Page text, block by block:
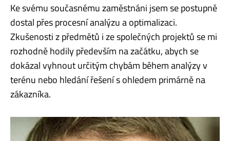
Ke svému současnému zaměstnáni jsem se postupně
dostal přes procesní analýzu a optimalizaci.
Zkušenosti z předmětů i ze společných projektů se mi
rozhodně hodily především na začátku, abych se
dokázal vyhnout určitým chybám během analýzy v
terénu nebo hledání řešení s ohledem primárně na
zákazníka.